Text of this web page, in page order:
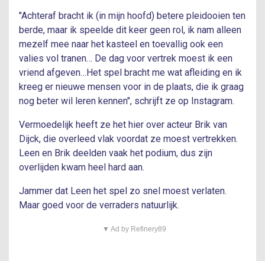
"Achteraf bracht ik (in mijn hoofd) betere pleidooien ten
berde, maar ik speelde dit keer geen rol, ik nam alleen
mezelf mee naar het kasteel en toevallig ook een
valies vol tranen… De dag voor vertrek moest ik een
vriend afgeven…Het spel bracht me wat afleiding en ik
kreeg er nieuwe mensen voor in de plaats, die ik graag
nog beter wil leren kennen", schrijft ze op Instagram.
Vermoedelijk heeft ze het hier over acteur Brik van
Dijck, die overleed vlak voordat ze moest vertrekken.
Leen en Brik deelden vaak het podium, dus zijn
overlijden kwam heel hard aan.
Jammer dat Leen het spel zo snel moest verlaten.
Maar goed voor de verraders natuurlijk.
▼ Ad by Refinery89